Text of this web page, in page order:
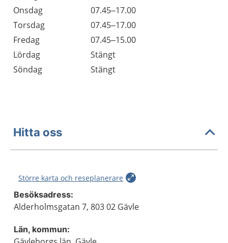
Onsdag
07.45–17.00
Torsdag
07.45–17.00
Fredag
07.45–15.00
Lördag
Stängt
Söndag
Stängt
Hitta oss
Större karta och reseplanerare
Besöksadress:
Alderholmsgatan 7, 803 02 Gävle
Län, kommun: